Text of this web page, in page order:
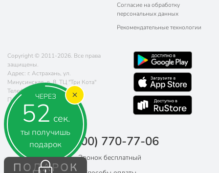
ЧЕРЕЗ
51 сек.
ты получишь
подарок
ПОДАРОК
Согласие на обработку
персональных данных
Рекомендательные технологии
Copyright © 2011-2026. Все права
защищены.
Адрес: г. Астрахань, ул.
Минусинская, д. 8, ТЦ "Три Кота"
Телефон:
8 (800) 770-77-06
Почта:
sales@poryadok.ru
8 (800) 770-77-06
Звонок бесплатный